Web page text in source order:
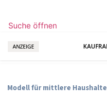
Suche öffnen
ANZEIGE
Modell für mittlere Haushalte